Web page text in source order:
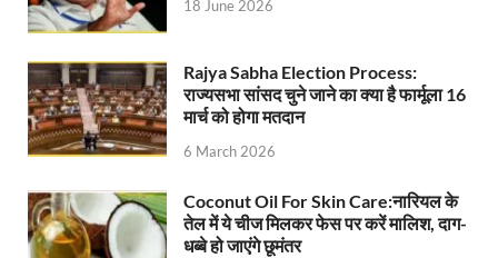
Jan-Jan Ki Sarkar: धामी मॉडल ने शासन को जनता के
Uttarakhandi Song Launch: मुख्यमंत्री ने पैंली-पैंली बार
Rhythm of the Universe: यशोभूमि में ‘रिदम ऑफ
18 June 2026
Rajya Sabha Election Process:
राज्यसभा सांसद चुने जाने का क्या है फार्मूला 16
मार्च को होगा मतदान
6 March 2026
Coconut Oil For Skin Care:नारियल के
तेल में ये चीज मिलकर फेस पर करें मालिश, दाग-
धब्बे हो जाएंगे छूमंतर